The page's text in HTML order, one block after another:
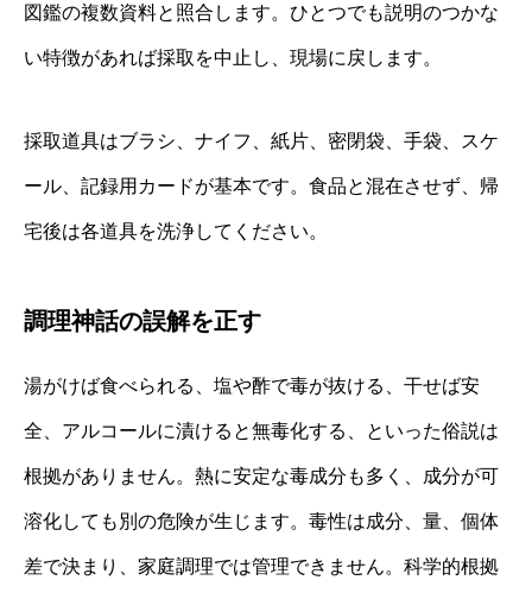
図鑑の複数資料と照合します。ひとつでも説明のつかな
い特徴があれば採取を中止し、現場に戻します。
採取道具はブラシ、ナイフ、紙片、密閉袋、手袋、スケ
ール、記録用カードが基本です。食品と混在させず、帰
宅後は各道具を洗浄してください。
調理神話の誤解を正す
湯がけば食べられる、塩や酢で毒が抜ける、干せば安
全、アルコールに漬けると無毒化する、といった俗説は
根拠がありません。熱に安定な毒成分も多く、成分が可
溶化しても別の危険が生じます。毒性は成分、量、個体
差で決まり、家庭調理では管理できません。科学的根拠